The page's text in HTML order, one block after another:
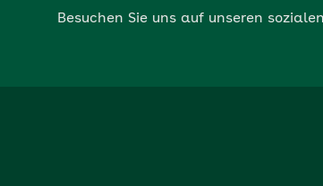
Besuchen Sie uns auf unseren